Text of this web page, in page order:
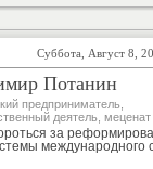
Суббота, Август 8,
Потанин
предприниматель,
деятель, меценат
за
международного